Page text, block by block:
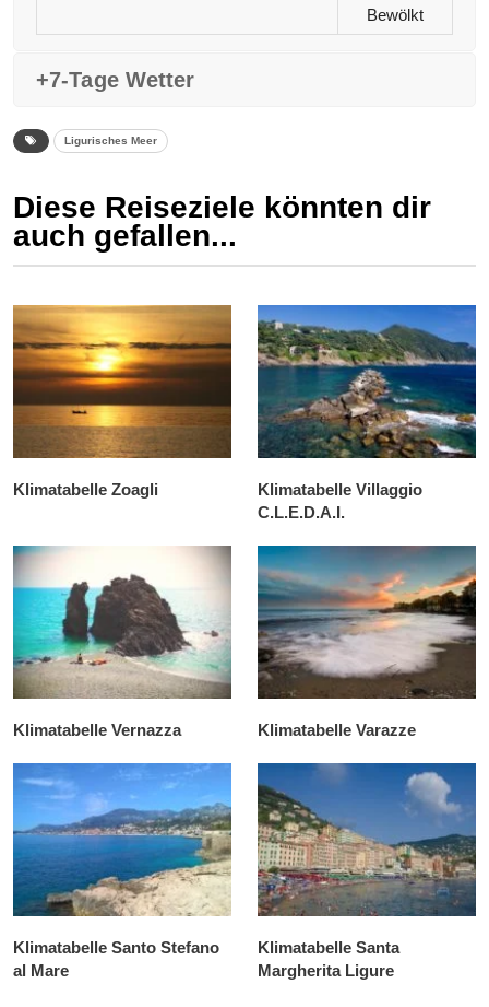
Bewölkt
+7-Tage Wetter
Ligurisches Meer
Diese Reiseziele könnten dir
auch gefallen...
Klimatabelle Zoagli
Klimatabelle Villaggio
C.L.E.D.A.I.
Klimatabelle Vernazza Klimatabelle Varazze
Klimatabelle Santo Stefano
al Mare
Klimatabelle Santa
Margherita Ligure